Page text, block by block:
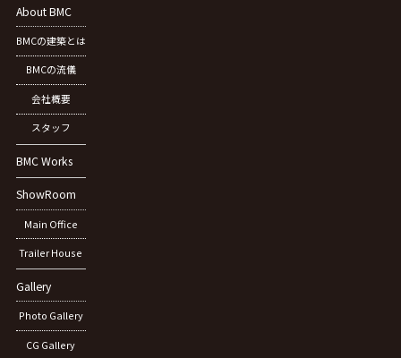
About BMC
BMCの建築とは
BMCの流儀
会社概要
スタッフ
BMC Works
ShowRoom
Main Office
Trailer House
Gallery
Photo Gallery
CG Gallery